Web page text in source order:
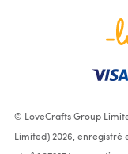
© LoveCrafts Group
Limited) 2026, enregistré